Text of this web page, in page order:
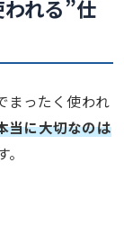
れる”仕
まったく使われ
当に大切なのは
。